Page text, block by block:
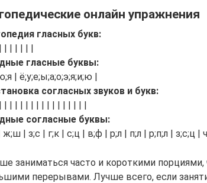
онлайн упражнения
гласных букв:
| | | | | |
гласные буквы:
| ё;у;е;ы;а;о;э;я;и;ю |
согласных звуков и букв:
| | | | | | | | | | | | | | | |
согласные буквы:
ж;ш | з;с | г;к | с;ц | в;ф | р;л | п;л | р;п;л | з;с;ц |
заниматься часто и короткими порциями,
перерывами. Лучше всего, если